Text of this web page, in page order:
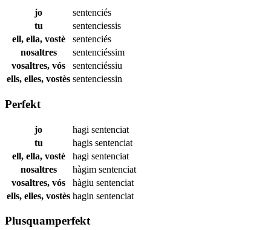
jo
sentenciés
tu
sentenciessis
ell, ella, vostè
sentenciés
nosaltres
sentenciéssim
vosaltres, vós
sentenciéssiu
ells, elles, vostès sentenciessin
Perfekt
jo hagi sentenciat
tu
hagis sentenciat
ell, ella, vostè
hagi sentenciat
nosaltres
hàgim sentenciat
vosaltres, vós
hàgiu sentenciat
ells, elles, vostès hagin sentenciat
Plusquamperfekt